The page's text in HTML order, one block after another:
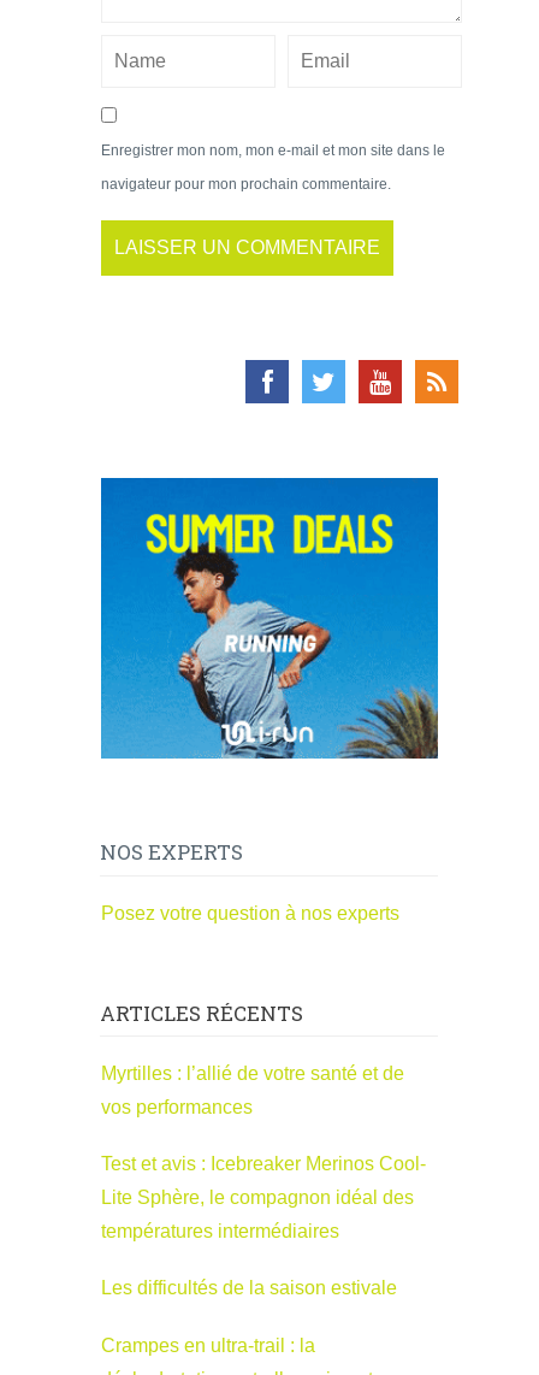
Enregistrer mon nom, mon e-mail et mon site dans le
navigateur pour mon prochain commentaire.
NOS EXPERTS
Posez votre question à nos experts
ARTICLES RÉCENTS
Myrtilles : l’allié de votre santé et de
vos performances
Test et avis : Icebreaker Merinos Cool-
Lite Sphère, le compagnon idéal des
températures intermédiaires
Les difficultés de la saison estivale
Crampes en ultra-trail : la